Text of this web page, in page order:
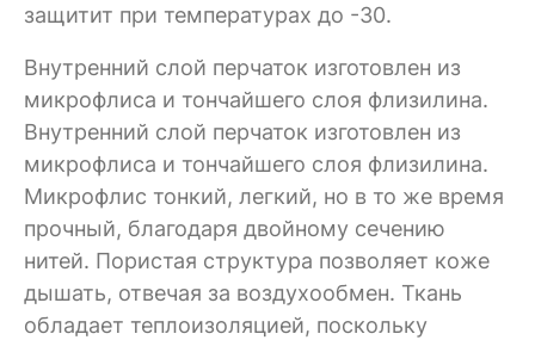
защитит при температурах до -30.
Внутренний слой перчаток изготовлен из
микрофлиса и тончайшего слоя флизилина.
Внутренний слой перчаток изготовлен из
микрофлиса и тончайшего слоя флизилина.
Микрофлис тонкий, легкий, но в то же время
прочный, благодаря двойному сечению
нитей. Пористая структура позволяет коже
дышать, отвечая за воздухообмен. Ткань
обладает теплоизоляцией, поскольку